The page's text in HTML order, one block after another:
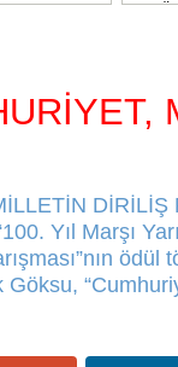
Yıl Marşı